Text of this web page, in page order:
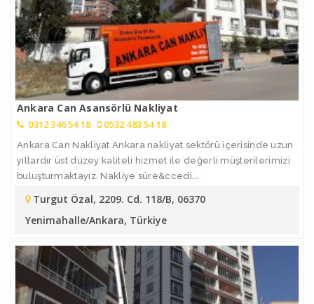
Ankara Can Asansörlü Nakliyat
0312 346 54 18 0532 483 54 18
Ankara Can Nakliyat Ankara nakliyat sektörü içerisinde uzun
yıllardır üst düzey kaliteli hizmet ile değerli müşterilerimizi
buluşturmaktayız. Nakliye süre&ccedi...
Turgut Özal, 2209. Cd. 118/B, 06370
Yenimahalle/Ankara, Türkiye